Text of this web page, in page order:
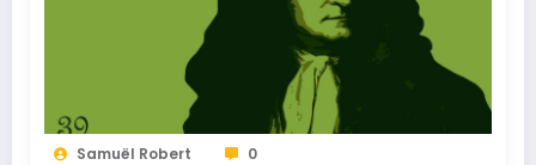
Samuël Robert 0